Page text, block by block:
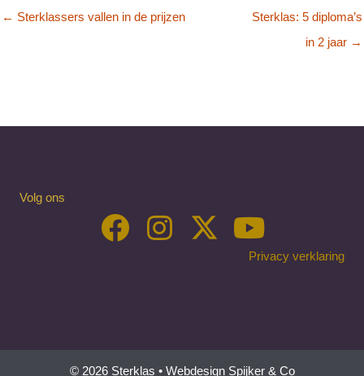
← Sterklassers vallen in de prijzen
Sterklas: 5 diploma’s
in 2 jaar →
Volg ons
Privacy verklaring
© 2026 Sterklas • Webdesign Spijker & Co